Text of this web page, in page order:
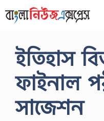
to
ইতিহাস
ফাইনাল
সাজেশন